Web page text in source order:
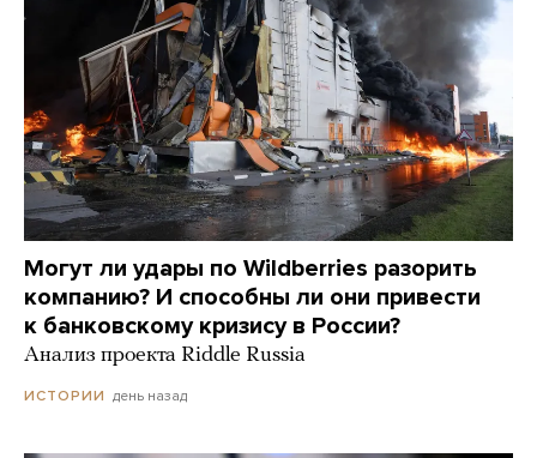
Могут ли удары по Wildberries разорить
компанию? И способны ли они привести
к банковскому кризису в России?
Анализ проекта Riddle Russia
ИСТОРИИ день назад